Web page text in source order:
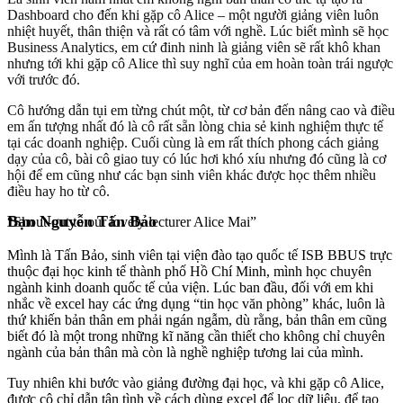
Dashboard cho đến khi gặp cô Alice – một người giảng viên luôn
nhiệt huyết, thân thiện và rất có tâm với nghề. Lúc biết mình sẽ học
Business Analytics, em cứ đinh ninh là giảng viên sẽ rất khô khan
nhưng tới khi gặp cô Alice thì suy nghĩ của em hoàn toàn trái ngược
với trước đó.
Cô hướng dẫn tụi em từng chút một, từ cơ bản đến nâng cao và điều
em ấn tượng nhất đó là cô rất sẵn lòng chia sẻ kinh nghiệm thực tế
tại các doanh nghiệp. Cuối cùng là em rất thích phong cách giảng
dạy của cô, bài cô giao tuy có lúc hơi khó xíu nhưng đó cũng là cơ
hội để em cũng như các bạn sinh viên khác được học thêm nhiều
điều hay ho từ cô.
“Shout-out to our lovely lecturer Alice Mai”
Bạn Nguyễn Tấn Bảo
Mình là Tấn Bảo, sinh viên tại viện đào tạo quốc tế ISB BBUS trực
thuộc đại học kinh tế thành phố Hồ Chí Minh, mình học chuyên
ngành kinh doanh quốc tế của viện. Lúc ban đầu, đối với em khi
nhắc về excel hay các ứng dụng “tin học văn phòng” khác, luôn là
thứ khiến bản thân em phải ngán ngẫm, dù rằng, bản thân em cũng
biết đó là một trong những kĩ năng cần thiết cho không chỉ chuyên
ngành của bản thân mà còn là nghề nghiệp tương lai của mình.
Tuy nhiên khi bước vào giảng đường đại học, và khi gặp cô Alice,
được cô chỉ dẫn tận tình về cách dùng excel để lọc dữ liệu, để tạo